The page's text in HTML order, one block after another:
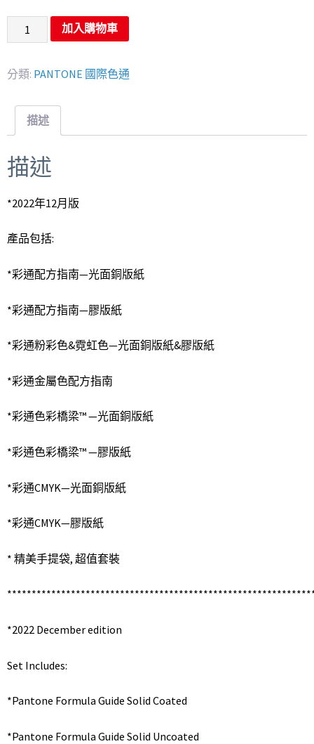
加入購物車
分類: PANTONE 國際色通
描述
描述
*2022年12月版
產品包括:
*彩通配方指南—光面銅版紙
*彩通配方指南—膠版紙
*彩通粉彩色&霓虹色—光面銅版紙&膠版紙
*彩通金屬色配方指南
*彩通色彩橋梁™ —光面銅版紙
*彩通色彩橋梁™ —膠版紙
*彩通CMYK—光面銅版紙
*彩通CMYK—膠版紙
* 精美手提袋, 超值套裝
*2022 December edition
Set Includes:
*Pantone Formula Guide Solid Coated
*Pantone Formula Guide Solid Uncoated